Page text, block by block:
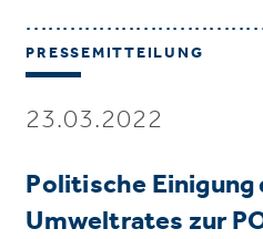
PRESSEMITTEILUNG
23.03.2022
Politische Einigung
Umweltrates zur